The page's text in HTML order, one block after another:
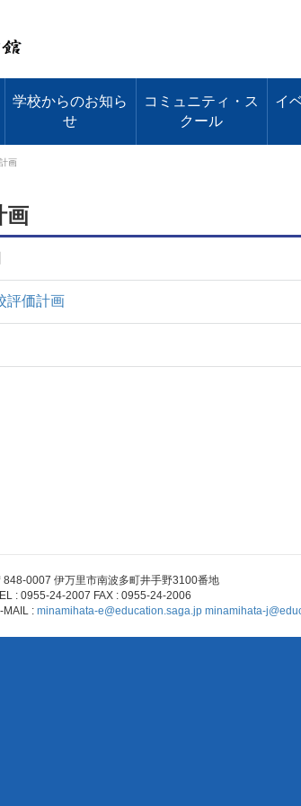
学校からのお知ら
せ
コミュニティ・ス
クール
イ
画
画
評価計画
848-0007 伊万里市南波多町井手野3100番地
: 0955-24-2007 FAX : 0955-24-2006
MAIL : minamihata-e@education.saga.jp minamihata-